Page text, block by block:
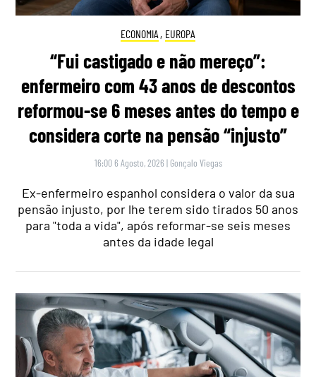
ECONOMIA , EUROPA
“Fui castigado e não mereço”:
enfermeiro com 43 anos de descontos
reformou-se 6 meses antes do tempo e
considera corte na pensão “injusto”
16:00 6 Agosto, 2026 | Gonçalo Viegas
Ex-enfermeiro espanhol considera o valor da sua
pensão injusto, por lhe terem sido tirados 50 anos
para "toda a vida", após reformar-se seis meses
antes da idade legal